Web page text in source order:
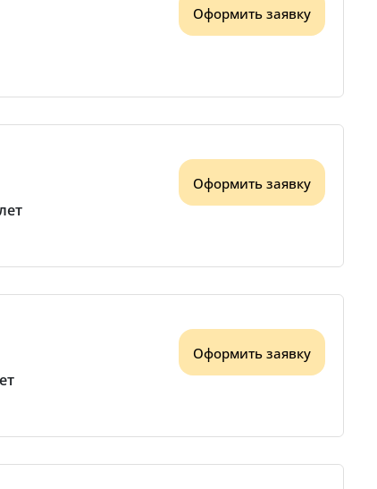
Оформить заявку
Оформить заявку
Оформить заявку